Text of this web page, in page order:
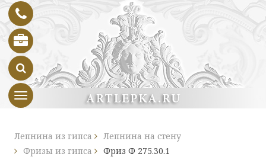
Toggle navigation
Лепнина из гипса
Лепнина на стену
Фризы из гипса
Фриз Ф 275.30.1